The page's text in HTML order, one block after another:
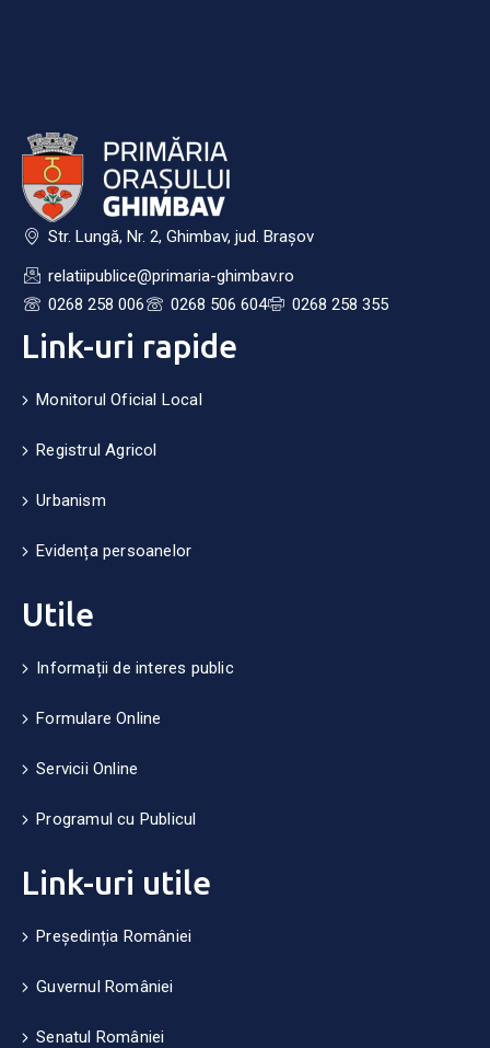
Str. Lungă, Nr. 2, Ghimbav, jud. Brașov
relatiipublice@primaria-ghimbav.ro
0268 258 006
0268 506 604 0268 258 355
Link-uri rapide
Monitorul Oficial Local
Registrul Agricol
Urbanism
Evidența persoanelor
Utile
Informații de interes public
Formulare Online
Servicii Online
Programul cu Publicul
Link-uri utile
Președinția României
Guvernul României
Senatul României